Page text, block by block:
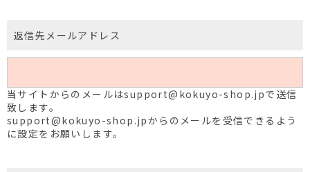
返信先メールアドレス
当サイトからのメールはsupport@kokuyo-shop.jpで送信
致します。
support@kokuyo-shop.jpからのメールを受信できるよう
に設定をお願いします。